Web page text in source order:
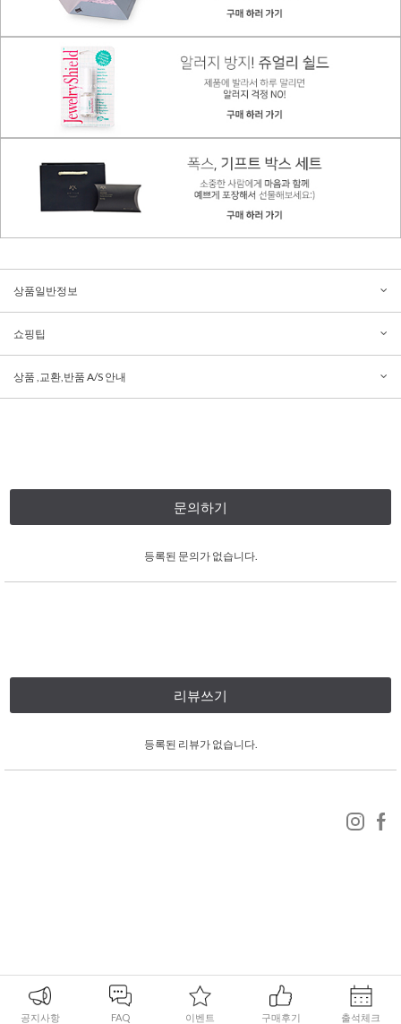
상품일반정보
쇼핑팁
상품 ,교환,반품 A/S 안내
문의하기
등록된 문의가 없습니다.
리뷰쓰기
등록된 리뷰가 없습니다.
공지사항 FAQ 이벤트 구매후기 출석체크